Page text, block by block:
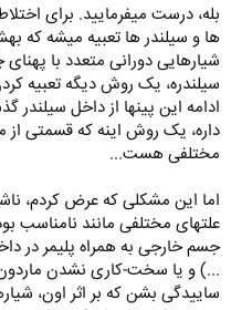
کلیک
بله، درست میفرمایید. برای
شیارهایی دورانی متعدد با
سیلندره، یک روش دیگه تعبیه
ادامه این پینها از داخل سیلندر
مختلفی هست...
اما این مشکلی که عرض کردم،
علتهای مختلفی مانند نامناسب
جسم خارجی به همراه پلیمر در
...) و یا سخت-کاری نشدن ماردون